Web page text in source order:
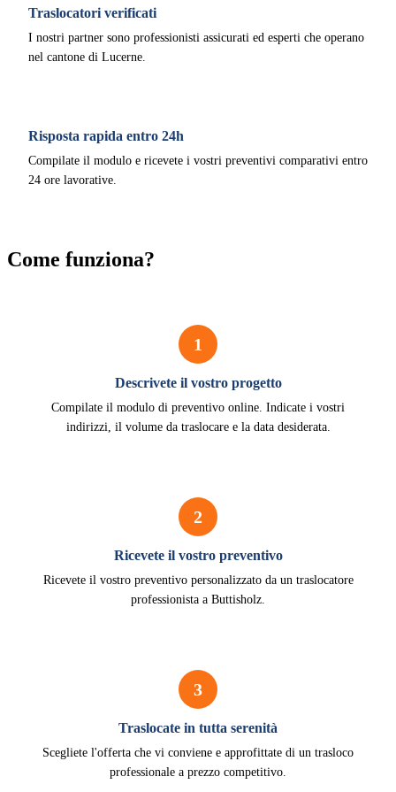
Traslocatori verificati
I nostri partner sono professionisti assicurati ed esperti che operano
nel cantone di Lucerne.
Risposta rapida entro 24h
Compilate il modulo e ricevete i vostri preventivi comparativi entro
24 ore lavorative.
Come funziona?
1
Descrivete il vostro progetto
Compilate il modulo di preventivo online. Indicate i vostri
indirizzi, il volume da traslocare e la data desiderata.
2
Ricevete il vostro preventivo
Ricevete il vostro preventivo personalizzato da un traslocatore
professionista a Buttisholz.
3
Traslocate in tutta serenità
Scegliete l'offerta che vi conviene e approfittate di un trasloco
professionale a prezzo competitivo.